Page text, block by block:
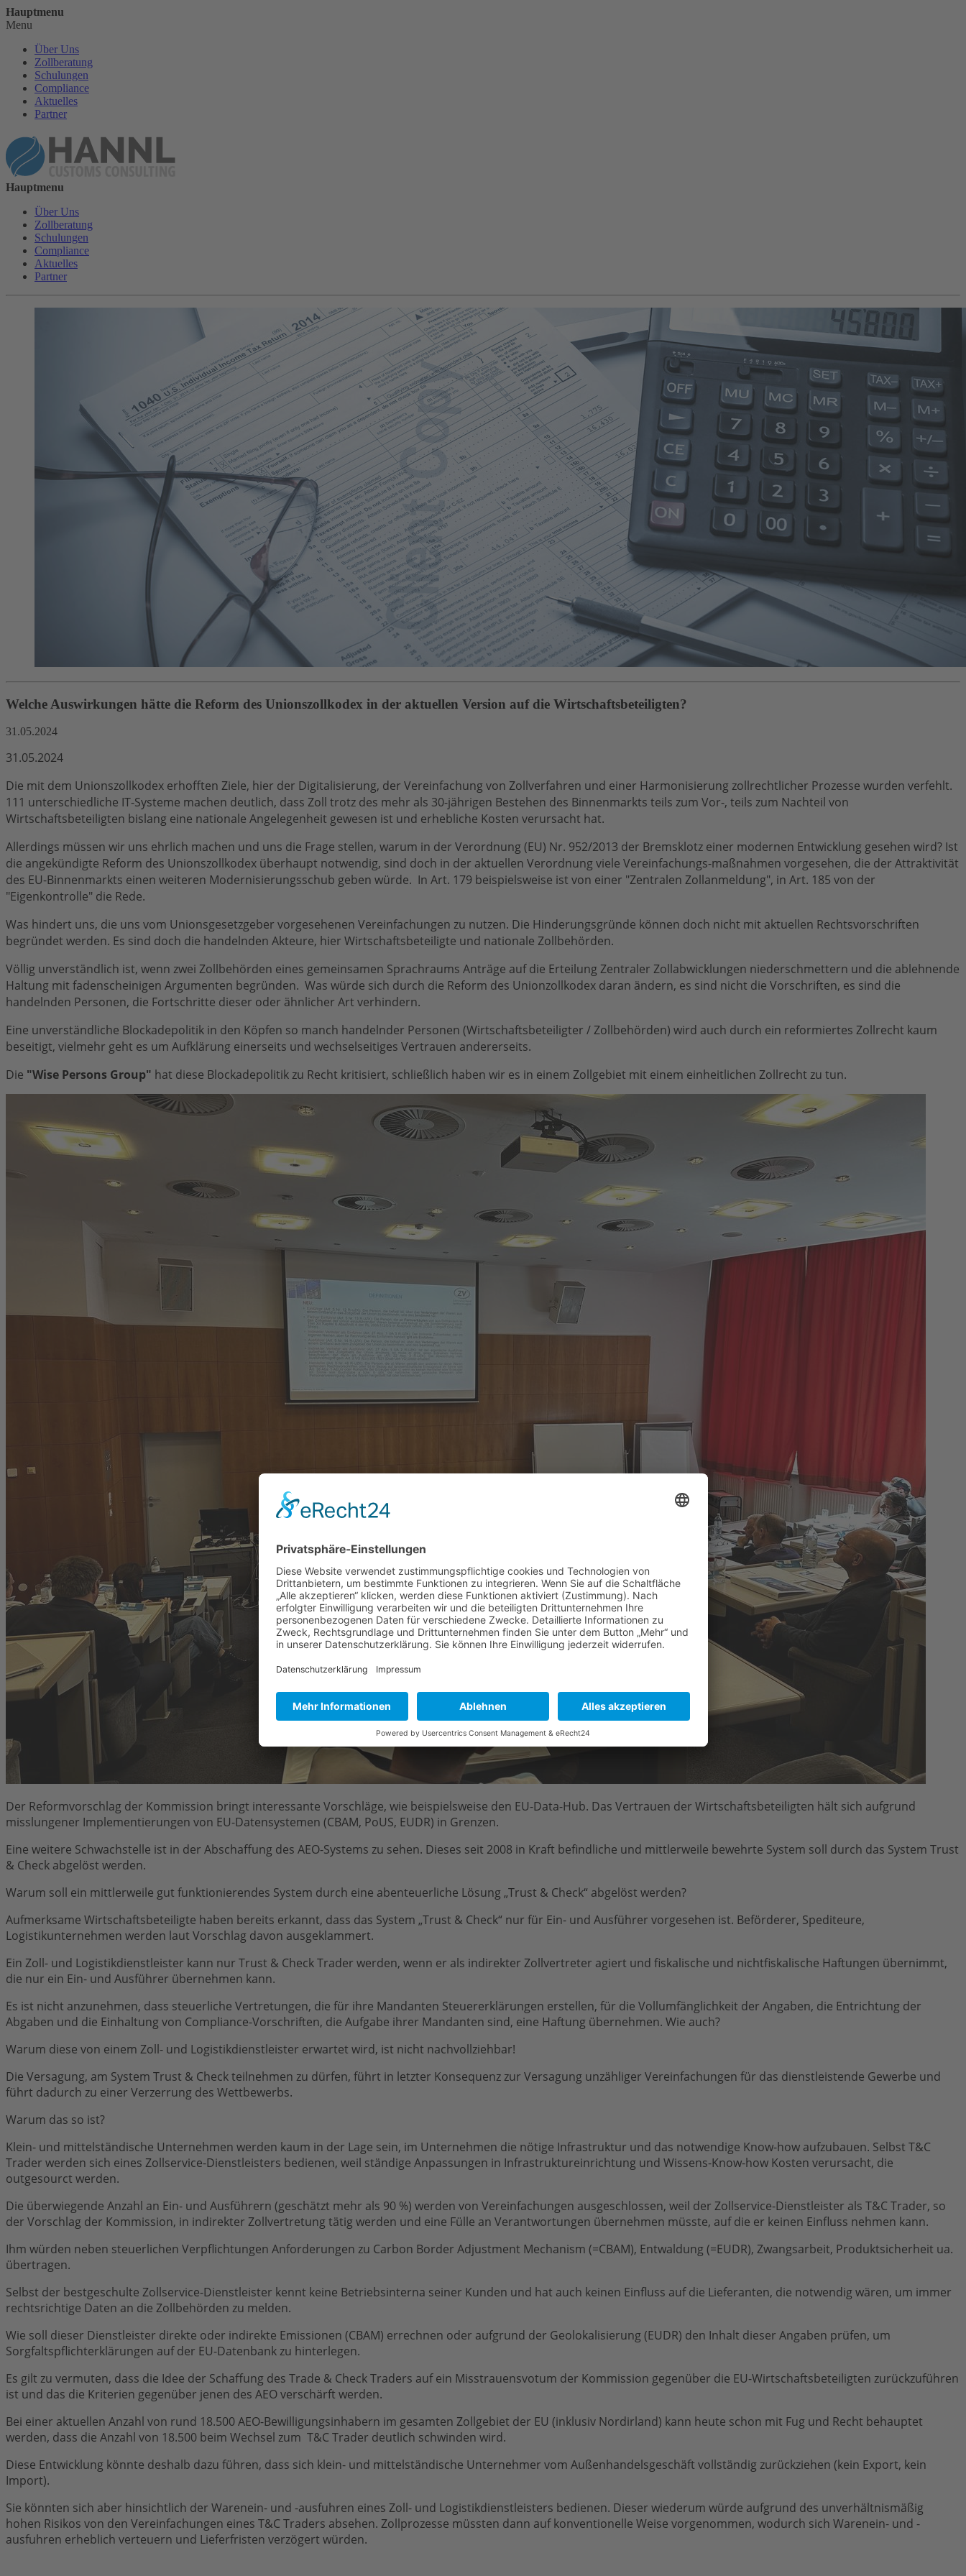
Hauptmenu
Menu
Über Uns
Zollberatung
Schulungen
Compliance
Aktuelles
Partner
Hauptmenu
Über Uns
Zollberatung
Schulungen
Compliance
Aktuelles
Partner
Welche Auswirkungen hätte die Reform des Unionszollkodex in der aktuellen Version auf die Wirtschaftsbeteiligten?
31.05.2024
31.05.2024
Die mit dem Unionszollkodex erhofften Ziele, hier der Digitalisierung, der Vereinfachung von Zollverfahren und einer Harmonisierung zollrechtlicher Prozesse wurden verfehlt.
111 unterschiedliche IT-Systeme machen deutlich, dass Zoll trotz des mehr als 30-jährigen Bestehen des Binnenmarkts teils zum Vor-, teils zum Nachteil von
Wirtschaftsbeteiligten bislang eine nationale Angelegenheit gewesen ist und erhebliche Kosten verursacht hat.
Allerdings müssen wir uns ehrlich machen und uns die Frage stellen, warum in der Verordnung (EU) Nr. 952/2013 der Bremsklotz einer modernen Entwicklung gesehen wird? Ist
die angekündigte Reform des Unionszollkodex überhaupt notwendig, sind doch in der aktuellen Verordnung viele Vereinfachungs-maßnahmen vorgesehen, die der Attraktivität
des EU-Binnenmarkts einen weiteren Modernisierungsschub geben würde. In Art. 179 beispielsweise ist von einer "Zentralen Zollanmeldung", in Art. 185 von der
"Eigenkontrolle" die Rede.
Was hindert uns, die uns vom Unionsgesetzgeber vorgesehenen Vereinfachungen zu nutzen. Die Hinderungsgründe können doch nicht mit aktuellen Rechtsvorschriften
begründet werden. Es sind doch die handelnden Akteure, hier Wirtschaftsbeteiligte und nationale Zollbehörden.
Völlig unverständlich ist, wenn zwei Zollbehörden eines gemeinsamen Sprachraums Anträge auf die Erteilung Zentraler Zollabwicklungen niederschmettern und die ablehnende
Haltung mit fadenscheinigen Argumenten begründen. Was würde sich durch die Reform des Unionzollkodex daran ändern, es sind nicht die Vorschriften, es sind die
handelnden Personen, die Fortschritte dieser oder ähnlicher Art verhindern.
Eine unverständliche Blockadepolitik in den Köpfen so manch handelnder Personen (Wirtschaftsbeteiligter / Zollbehörden) wird auch durch ein reformiertes Zollrecht kaum
beseitigt, vielmehr geht es um Aufklärung einerseits und wechselseitiges Vertrauen andererseits.
Die "Wise Persons Group" hat diese Blockadepolitik zu Recht kritisiert, schließlich haben wir es in einem Zollgebiet mit einem einheitlichen Zollrecht zu tun.
Der Reformvorschlag der Kommission bringt interessante Vorschläge, wie beispielsweise den EU-Data-Hub. Das Vertrauen der Wirtschaftsbeteiligten hält sich aufgrund
misslungener Implementierungen von EU-Datensystemen (CBAM, PoUS, EUDR) in Grenzen.
Eine weitere Schwachstelle ist in der Abschaffung des AEO-Systems zu sehen. Dieses seit 2008 in Kraft befindliche und mittlerweile bewehrte System soll durch das System Trust
& Check abgelöst werden.
Warum soll ein mittlerweile gut funktionierendes System durch eine abenteuerliche Lösung „Trust & Check“ abgelöst werden?
Aufmerksame Wirtschaftsbeteiligte haben bereits erkannt, dass das System „Trust & Check“ nur für Ein- und Ausführer vorgesehen ist. Beförderer, Spediteure,
Logistikunternehmen werden laut Vorschlag davon ausgeklammert.
Ein Zoll- und Logistikdienstleister kann nur Trust & Check Trader werden, wenn er als indirekter Zollvertreter agiert und fiskalische und nichtfiskalische Haftungen übernimmt,
die nur ein Ein- und Ausführer übernehmen kann.
Es ist nicht anzunehmen, dass steuerliche Vertretungen, die für ihre Mandanten Steuererklärungen erstellen, für die Vollumfänglichkeit der Angaben, die Entrichtung der
Abgaben und die Einhaltung von Compliance-Vorschriften, die Aufgabe ihrer Mandanten sind, eine Haftung übernehmen. Wie auch?
Warum diese von einem Zoll- und Logistikdienstleister erwartet wird, ist nicht nachvollziehbar!
Die Versagung, am System Trust & Check teilnehmen zu dürfen, führt in letzter Konsequenz zur Versagung unzähliger Vereinfachungen für das dienstleistende Gewerbe und
führt dadurch zu einer Verzerrung des Wettbewerbs.
Warum das so ist?
Klein- und mittelständische Unternehmen werden kaum in der Lage sein, im Unternehmen die nötige Infrastruktur und das notwendige Know-how aufzubauen. Selbst T&C
Trader werden sich eines Zollservice-Dienstleisters bedienen, weil ständige Anpassungen in Infrastruktureinrichtung und Wissens-Know-how Kosten verursacht, die
outgesourct werden.
Die überwiegende Anzahl an Ein- und Ausführern (geschätzt mehr als 90 %) werden von Vereinfachungen ausgeschlossen, weil der Zollservice-Dienstleister als T&C Trader, so
der Vorschlag der Kommission, in indirekter Zollvertretung tätig werden und eine Fülle an Verantwortungen übernehmen müsste, auf die er keinen Einfluss nehmen kann.
Ihm würden neben steuerlichen Verpflichtungen Anforderungen zu Carbon Border Adjustment Mechanism (=CBAM), Entwaldung (=EUDR), Zwangsarbeit, Produktsicherheit ua.
übertragen.
Selbst der bestgeschulte Zollservice-Dienstleister kennt keine Betriebsinterna seiner Kunden und hat auch keinen Einfluss auf die Lieferanten, die notwendig wären, um immer
rechtsrichtige Daten an die Zollbehörden zu melden.
Wie soll dieser Dienstleister direkte oder indirekte Emissionen (CBAM) errechnen oder aufgrund der Geolokalisierung (EUDR) den Inhalt dieser Angaben prüfen, um
Sorgfaltspflichterklärungen auf der EU-Datenbank zu hinterlegen.
Es gilt zu vermuten, dass die Idee der Schaffung des Trade & Check Traders auf ein Misstrauensvotum der Kommission gegenüber die EU-Wirtschaftsbeteiligten zurückzuführen
ist und das die Kriterien gegenüber jenen des AEO verschärft werden.
Bei einer aktuellen Anzahl von rund 18.500 AEO-Bewilligungsinhabern im gesamten Zollgebiet der EU (inklusiv Nordirland) kann heute schon mit Fug und Recht behauptet
werden, dass die Anzahl von 18.500 beim Wechsel zum T&C Trader deutlich schwinden wird.
Diese Entwicklung könnte deshalb dazu führen, dass sich klein- und mittelständische Unternehmer vom Außenhandelsgeschäft vollständig zurückziehen (kein Export, kein
Import).
Sie könnten sich aber hinsichtlich der Warenein- und -ausfuhren eines Zoll- und Logistikdienstleisters bedienen. Dieser wiederum würde aufgrund des unverhältnismäßig
hohen Risikos von den Vereinfachungen eines T&C Traders absehen. Zollprozesse müssten dann auf konventionelle Weise vorgenommen, wodurch sich Warenein- und -
ausfuhren erheblich verteuern und Lieferfristen verzögert würden.